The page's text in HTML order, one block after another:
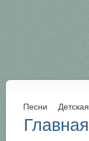
Песни Детская
Главная